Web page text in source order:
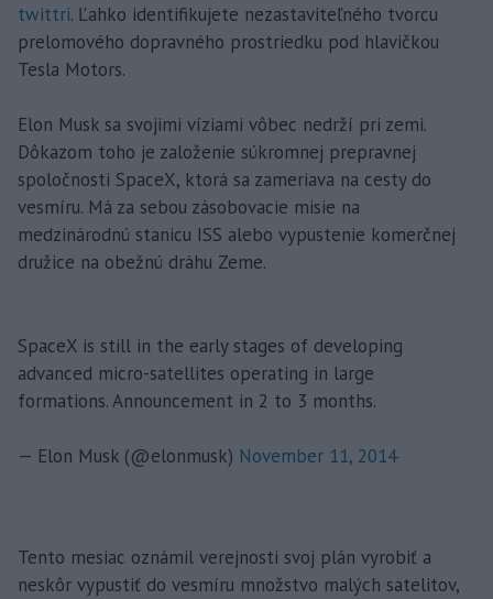
twittri. Ľahko identifikujete nezastaviteľného tvorcu
prelomového dopravného prostriedku pod hlavičkou
Tesla Motors.
Elon Musk sa svojimi víziami vôbec nedrží pri zemi.
Dôkazom toho je založenie súkromnej prepravnej
spoločnosti SpaceX, ktorá sa zameriava na cesty do
vesmíru. Má za sebou zásobovacie misie na
medzinárodnú stanicu ISS alebo vypustenie komerčnej
družice na obežnú dráhu Zeme.
SpaceX is still in the early stages of developing
advanced micro-satellites operating in large
formations. Announcement in 2 to 3 months.
— Elon Musk (@elonmusk) November 11, 2014
Tento mesiac oznámil verejnosti svoj plán vyrobiť a
neskôr vypustiť do vesmíru množstvo malých satelitov,